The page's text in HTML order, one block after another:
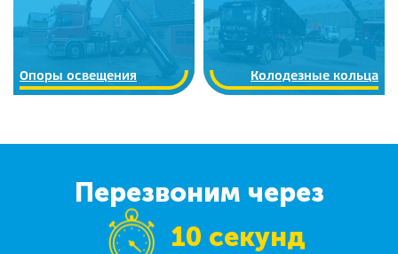
Опоры освещения Колодезные кольца
Перезвоним через
10 секунд